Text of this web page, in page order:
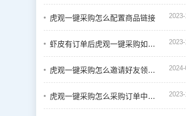
虎观一键采购怎么配置商品链接
虾皮有订单后虎观一键采购如何下单
虎观一键采购怎么邀请好友领取奖励
虎观一键采购怎么采购订单中的商品